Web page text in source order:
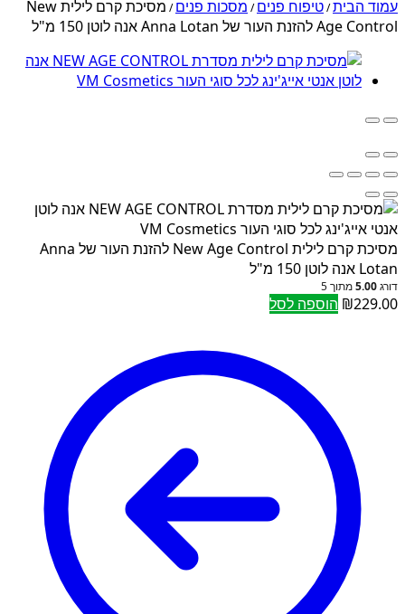
עמוד הבית/טיפוח פנים/ מסכות פנים/
מסיכת קרם לילית New
Age Control להזנת העור של Anna Lotan אנה לוטן 150 מ"ל
מסיכת קרם לילית New Age Control להזנת העור של Anna
Lotan אנה לוטן 150 מ"ל
דורג5.00מתוך 5
₪229.00 הוספה לסל